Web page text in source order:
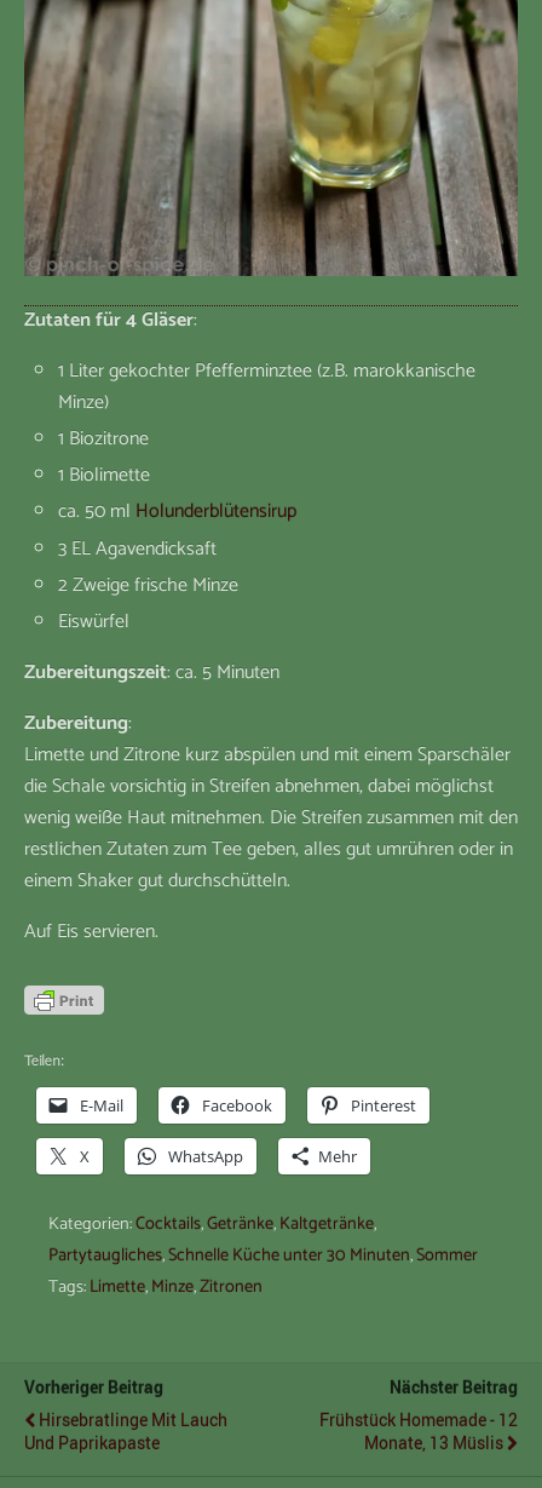
Zutaten für 4 Gläser:
1 Liter gekochter Pfefferminztee (z.B. marokkanische
Minze)
1 Biozitrone
1 Biolimette
ca. 50 ml Holunderblütensirup
3 EL Agavendicksaft
2 Zweige frische Minze
Eiswürfel
Zubereitungszeit: ca. 5 Minuten
Zubereitung:
Limette und Zitrone kurz abspülen und mit einem Sparschäler
die Schale vorsichtig in Streifen abnehmen, dabei möglichst
wenig weiße Haut mitnehmen. Die Streifen zusammen mit den
restlichen Zutaten zum Tee geben, alles gut umrühren oder in
einem Shaker gut durchschütteln.
Auf Eis servieren.
Teilen:
E-Mail Facebook Pinterest
X WhatsApp Mehr
Kategorien:Cocktails,Getränke,Kaltgetränke,
Partytaugliches,Schnelle Küche unter 30 Minuten,Sommer
Tags:Limette,Minze,Zitronen
Vorheriger Beitrag
Hirsebratlinge Mit Lauch
Und Paprikapaste
Nächster Beitrag
Frühstück Homemade - 12
Monate, 13 Müslis